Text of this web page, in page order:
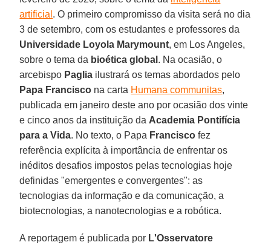
artificial . O primeiro compromisso da visita será no dia
3 de setembro, com os estudantes e professores da
Universidade Loyola Marymount, em Los Angeles,
sobre o tema da bioética global . Na ocasião, o
arcebispo Paglia ilustrará os temas abordados pelo
Papa Francisco na carta Humana communitas,
publicada em janeiro deste ano por ocasião dos vinte
e cinco anos da instituição da Academia Pontifícia
para a Vida. No texto, o Papa Francisco fez
referência explícita à importância de enfrentar os
inéditos desafios impostos pelas tecnologias hoje
definidas "emergentes e convergentes": as
tecnologias da informação e da comunicação, a
biotecnologias, a nanotecnologias e a robótica.
A reportagem é publicada por L'Osservatore